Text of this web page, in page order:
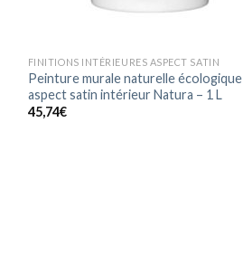
FINITIONS INTÉRIEURES ASPECT SATIN
Peinture murale naturelle écologique
aspect satin intérieur Natura – 1 L
45,74€